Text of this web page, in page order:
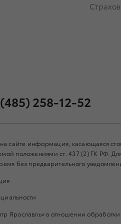
258-12-52
на сайте информация, касающаяся
положениями ст. 437 (2) ГК РФ.
без предварительного
Ярославль» в отношении